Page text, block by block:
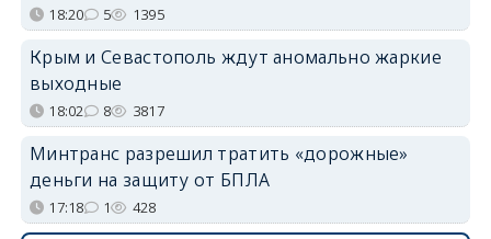
18:20 5 1395
Крым и Севастополь ждут аномально жаркие
выходные
18:02 8 3817
Минтранс разрешил тратить «дорожные»
деньги на защиту от БПЛА
17:18 1 428